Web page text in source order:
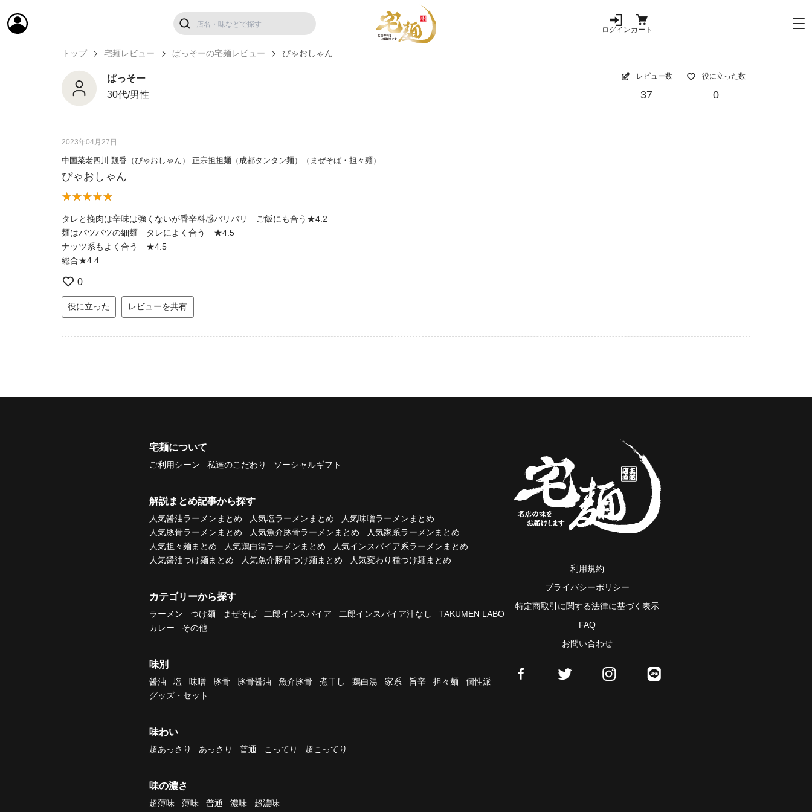
ログインカート
トップ 宅麺レビュー ぱっそーの宅麺レビュー ぴゃおしゃん
ぱっそー
30代/男性
レビュー数
37
役に立った数
0
2023年04月27日
中国菜老四川 飄香（ぴゃおしゃん） 正宗担担麺（成都タンタン麺）（まぜそば・担々麺）
ぴゃおしゃん
タレと挽肉は辛味は強くないが香辛料感バリバリ ご飯にも合う★4.2
麺はパツパツの細麺 タレによく合う ★4.5
ナッツ系もよく合う ★4.5
総合★4.4
0
役に立った レビューを共有
宅麺について
ご利用シーン 私達のこだわり ソーシャルギフト
解説まとめ記事から探す
人気醤油ラーメンまとめ 人気塩ラーメンまとめ
人気味噌ラーメンまとめ
人気豚骨ラーメンまとめ
人気魚介豚骨ラーメンまとめ
人気家系ラーメンまとめ
人気担々麺まとめ
人気鶏白湯ラーメンまとめ
人気インスパイア系ラーメンまとめ
人気醤油つけ麺まとめ
人気魚介豚骨つけ麺まとめ 人気変わり種つけ麺まとめ
カテゴリーから探す
ラーメン つけ麺 まぜそば 二郎インスパイア 二郎インスパイア汁なし
TAKUMEN LABO
カレー
その他
味別
醤油 塩 味噌 豚骨 豚骨醤油 魚介豚骨 煮干し 鶏白湯 家系 旨辛 担々麺
個性派
グッズ・セット
味わい
超あっさり あっさり 普通 こってり 超こってり
味の濃さ
超薄味 薄味 普通 濃味 超濃味
利用規約
プライバシーポリシー
特定商取引に関する法律に基づく表示
FAQ
お問い合わせ